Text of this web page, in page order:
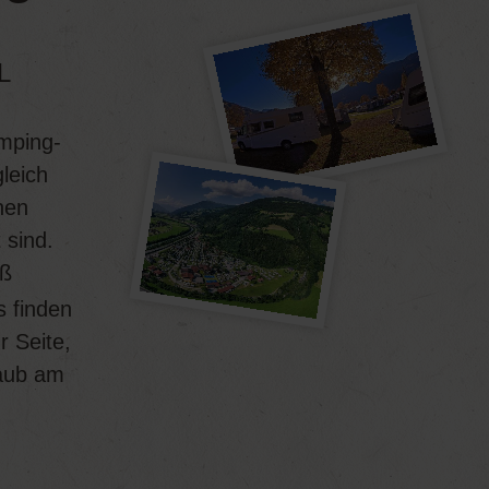
sind.
finden
Seite,
am